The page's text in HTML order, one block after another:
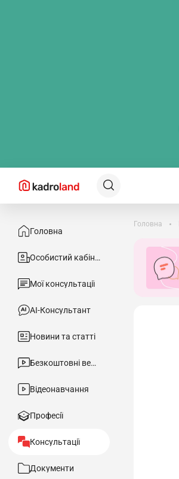
Головна
Особистий кабінет
Мої консультації
АІ-Консультант
Новини та статті
Безкоштовні вебінари
Відеонавчання
Професії
Консультації
Документи
Головна